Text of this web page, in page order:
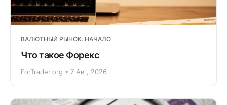
ВАЛЮТНЫЙ РЫНОК. НАЧАЛО
Что такое Форекс
ForTrader.org • 7 Авг, 2026